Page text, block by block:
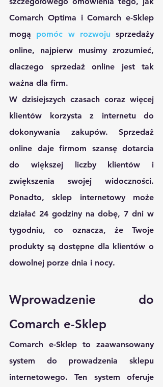
Comarch Optima i Comarch e-Sklep
mogą pomóc w rozwoju sprzedaży
online, najpierw musimy zrozumieć,
dlaczego sprzedaż online jest tak
ważna dla firm.
W dzisiejszych czasach coraz więcej
klientów korzysta z internetu do
dokonywania zakupów. Sprzedaż
online daje firmom szansę dotarcia
do większej liczby klientów i
zwiększenia swojej widoczności.
Ponadto, sklep internetowy może
działać 24 godziny na dobę, 7 dni w
tygodniu, co oznacza, że ​​Twoje
produkty są dostępne dla klientów o
dowolnej porze dnia i nocy.
Wprowadzenie do
Comarch e-Sklep
Comarch e-Sklep to zaawansowany
system do prowadzenia sklepu
internetowego. Ten system oferuje